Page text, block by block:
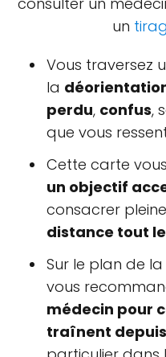
un
Vous traversez
la
perdu, confus,
que vous
Cette carte
un objectif
consacrer
distance tout
Sur le plan de la
vous
médecin pour
traînent